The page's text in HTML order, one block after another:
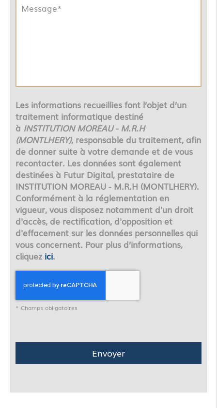
Les informations recueillies font l’objet d’un
traitement informatique destiné
à INSTITUTION MOREAU - M.R.H
(MONTLHERY), responsable du traitement, afin
de donner suite à votre demande et de vous
recontacter. Les données sont également
destinées à Futur Digital, prestataire de
INSTITUTION MOREAU - M.R.H (MONTLHERY).
Conformément à la réglementation en
vigueur, vous disposez notamment d'un droit
d'accès, de rectification, d'opposition et
d'effacement sur les données personnelles qui
vous concernent. Pour plus d’informations,
cliquez ici.
*Champs obligatoires